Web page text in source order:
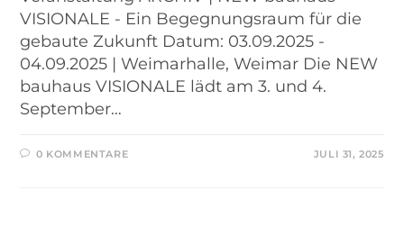
VISIONALE - Ein Begegnungsraum für die
gebaute Zukunft Datum: 03.09.2025 -
04.09.2025 | Weimarhalle, Weimar Die NEW
bauhaus VISIONALE lädt am 3. und 4.
September…
0 KOMMENTARE JULI 31, 2025